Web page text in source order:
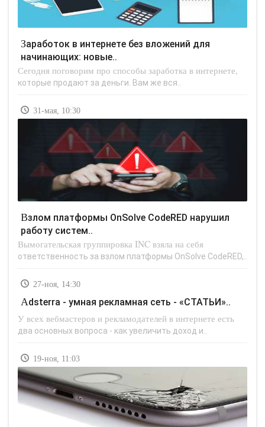
Заработок в интернете без вложений для
начинающих: новые..
Сегодня поговорим про способы заработка в интернете,
которые продают за деньги. Вам же вся..
31-мая, 10:30
Взлом платформы OnSolve CodeRED нарушил
работу систем..
Вымогательская группировка INC взяла на себя
ответственность за взлом платформы OnSolve CodeRED,..
27-ноя, 14:30
Adsterra - умная рекламная сеть - «СТАТЬИ»..
У всех вебмастеров и рекламодателей в интернете есть
два основных вопроса - как увеличить доход и..
19-ноя, 11:03